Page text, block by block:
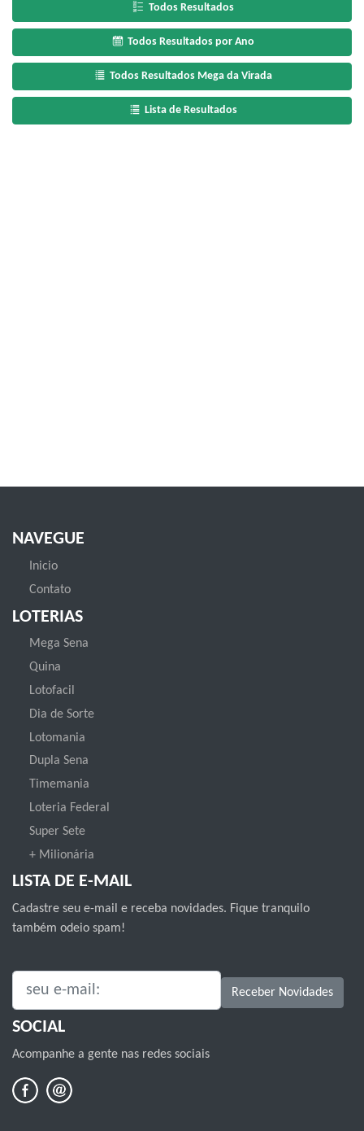
Todos Resultados
Todos Resultados por Ano
Todos Resultados Mega da Virada
Lista de Resultados
NAVEGUE
Inicio
Contato
LOTERIAS
Mega Sena
Quina
Lotofacil
Dia de Sorte
Lotomania
Dupla Sena
Timemania
Loteria Federal
Super Sete
+ Milionária
LISTA DE E-MAIL
Cadastre seu e-mail e receba novidades. Fique tranquilo
também odeio spam!
SEU E-MAIL: Receber Novidades
SOCIAL
Acompanhe a gente nas redes sociais